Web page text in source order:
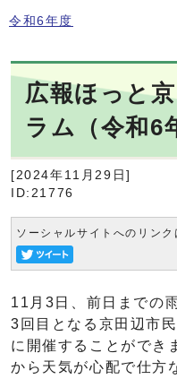
令和6年度
広報ほっと
ラム（令和6
[2024年11月29日]
ID:21776
ソーシャルサイトへのリン
11月3日、前日までの
3回目となる京田辺市
に開催することができ
から天気が心配で仕方